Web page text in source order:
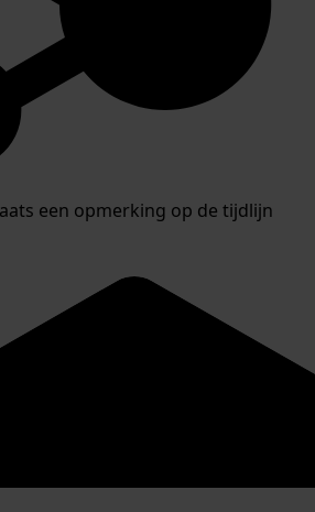
een opmerking op de tijdlijn